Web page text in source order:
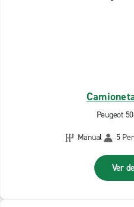
Peugeot
Manual
5
Ver